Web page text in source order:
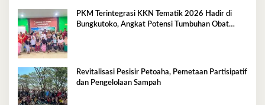
PKM Terintegrasi KKN Tematik 2026 Hadir di
Bungkutoko, Angkat Potensi Tumbuhan Obat
Revitalisasi Pesisir Petoaha, Pemetaan Partisipatif
dan Pengelolaan Sampah